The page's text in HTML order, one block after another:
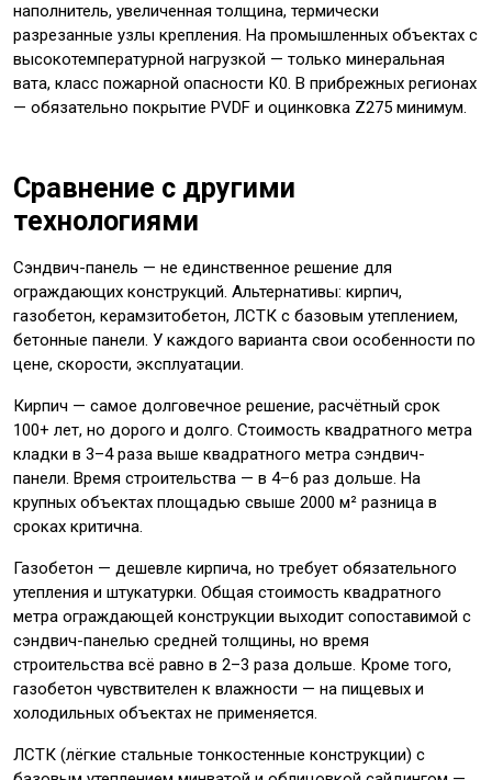
наполнитель, увеличенная толщина, термически
разрезанные узлы крепления. На промышленных объектах с
высокотемпературной нагрузкой — только минеральная
вата, класс пожарной опасности К0. В прибрежных регионах
— обязательно покрытие PVDF и оцинковка Z275 минимум.
Сравнение с другими
технологиями
Сэндвич-панель — не единственное решение для
ограждающих конструкций. Альтернативы: кирпич,
газобетон, керамзитобетон, ЛСТК с базовым утеплением,
бетонные панели. У каждого варианта свои особенности по
цене, скорости, эксплуатации.
Кирпич — самое долговечное решение, расчётный срок
100+ лет, но дорого и долго. Стоимость квадратного метра
кладки в 3–4 раза выше квадратного метра сэндвич-
панели. Время строительства — в 4–6 раз дольше. На
крупных объектах площадью свыше 2000 м² разница в
сроках критична.
Газобетон — дешевле кирпича, но требует обязательного
утепления и штукатурки. Общая стоимость квадратного
метра ограждающей конструкции выходит сопоставимой с
сэндвич-панелью средней толщины, но время
строительства всё равно в 2–3 раза дольше. Кроме того,
газобетон чувствителен к влажности — на пищевых и
холодильных объектах не применяется.
ЛСТК (лёгкие стальные тонкостенные конструкции) с